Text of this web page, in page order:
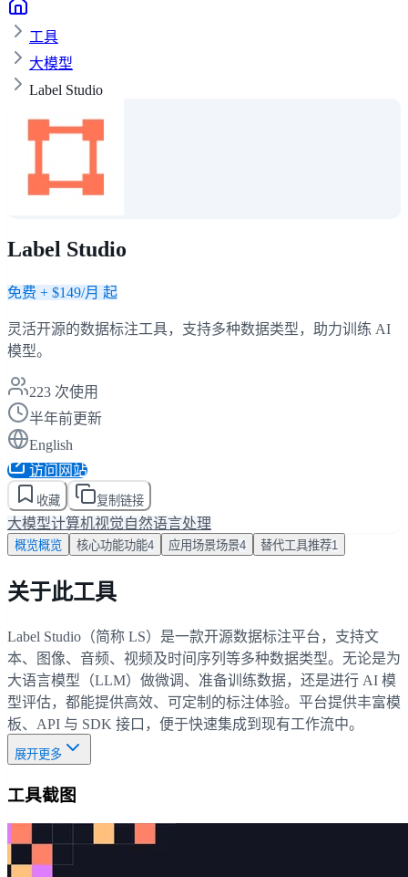
工具
大模型
Label Studio
Label Studio
免费 + $149/月 起
灵活开源的数据标注工具，支持多种数据类型，助力训练 AI
模型。
223 次使用
半年前更新
English
访问网站
收藏 复制链接
大模型计算机视觉自然语言处理
概览概览 核心功能功能4 应用场景场景4 替代工具推荐1
关于此工具
Label Studio（简称 LS）是一款开源数据标注平台，支持文
本、图像、音频、视频及时间序列等多种数据类型。无论是为
大语言模型（LLM）做微调、准备训练数据，还是进行 AI 模
型评估，都能提供高效、可定制的标注体验。平台提供丰富模
板、API 与 SDK 接口，便于快速集成到现有工作流中。
展开更多
工具截图